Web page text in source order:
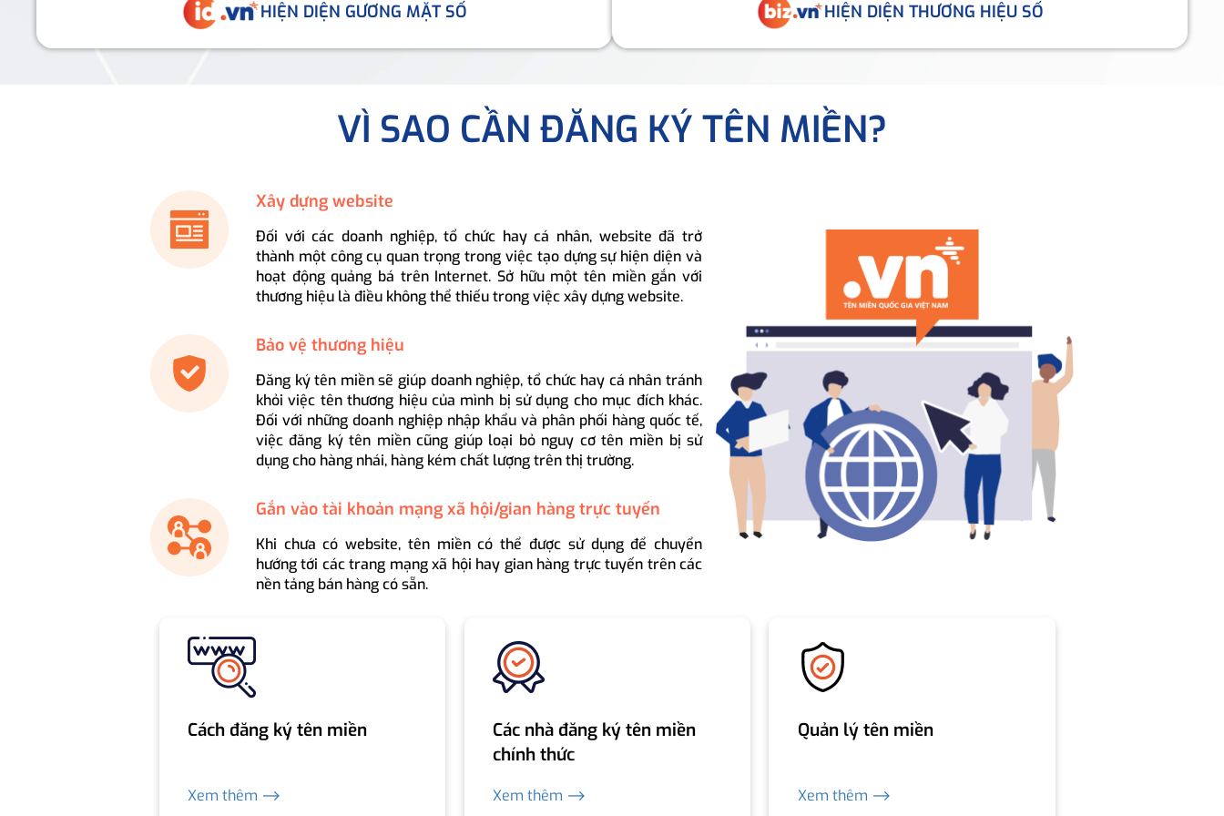
HIỆN DIỆN GƯƠNG MẶT SỐ HIỆN DIỆN THƯƠNG HIỆU SỐ
VÌ SAO CẦN ĐĂNG KÝ TÊN MIỀN?
Xây dựng website
Đối với các doanh nghiệp, tổ chức hay cá nhân, website đã trở
thành một công cụ quan trọng trong việc tạo dựng sự hiện diện và
hoạt động quảng bá trên Internet. Sở hữu một tên miền gắn với
thương hiệu là điều không thể thiếu trong việc xây dựng website.
Bảo vệ thương hiệu
Đăng ký tên miền sẽ giúp doanh nghiệp, tổ chức hay cá nhân tránh
khỏi việc tên thương hiệu của mình bị sử dụng cho mục đích khác.
Đối với những doanh nghiệp nhập khẩu và phân phối hàng quốc tế,
việc đăng ký tên miền cũng giúp loại bỏ nguy cơ tên miền bị sử
dụng cho hàng nhái, hàng kém chất lượng trên thị trường.
Gắn vào tài khoản mạng xã hội/gian hàng trực tuyến
Khi chưa có website, tên miền có thể được sử dụng để chuyển
hướng tới các trang mạng xã hội hay gian hàng trực tuyến trên các
nền tảng bán hàng có sẵn.
Cách đăng ký tên miền
Xem thêm ⟶
Các nhà đăng ký tên miền
chính thức
Xem thêm ⟶
Quản lý tên miền
Xem thêm ⟶